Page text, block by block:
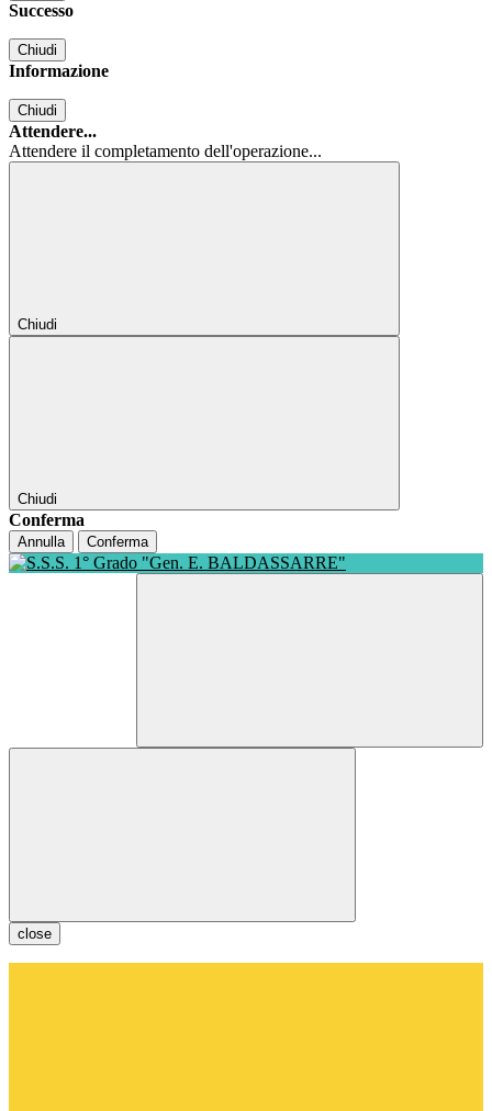
Successo
Chiudi
Informazione
Chiudi
Attendere...
Attendere il completamento dell'operazione...
Chiudi
Chiudi
Conferma
Annulla Conferma
close